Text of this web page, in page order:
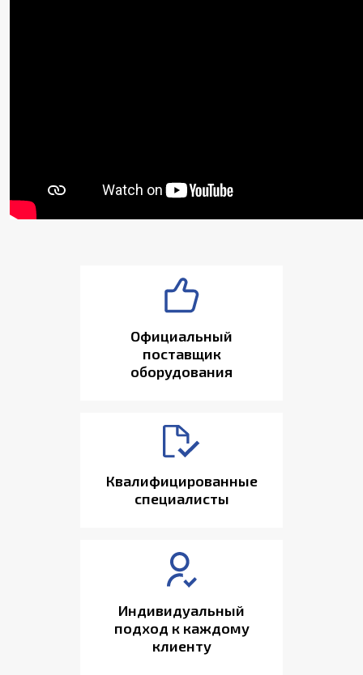
Официальный
поставщик
оборудования
Квалифицированные
специалисты
Индивидуальный
подход к каждому
клиенту